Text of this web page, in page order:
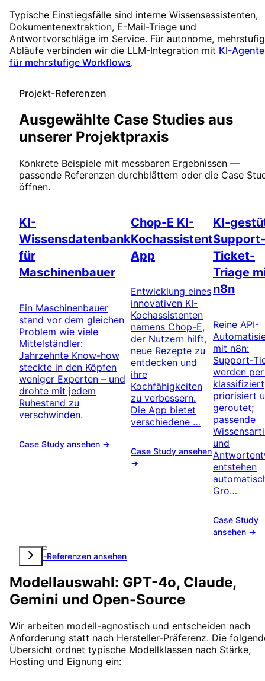
Typische Einstiegsfälle sind interne Wissensassistenten,
Dokumentenextraktion, E-Mail-Triage und
Antwortvorschläge im Service. Für autonome,
Abläufe verbinden wir die LLM-Integration mit KI-
für mehrstufige Workflows.
Projekt-Referenzen
Ausgewählte Case Studies aus
unserer Projektpraxis
Konkrete Beispiele mit messbaren Ergebnissen —
passende Referenzen durchblättern oder die Case
öffnen.
KI-
Wissensdatenbank
für
Maschinenbauer
Ein Maschinenbauer
stand vor dem gleichen
Problem wie viele
Mittelständler:
Jahrzehnte Know-how
steckte in den Köpfen
weniger Experten – und
drohte mit jedem
Ruhestand zu
verschwinden.
Case Study ansehen →
Chop-E KI-
Kochassistent
App
Entwicklung eines
innovativen KI-
Kochassistenten
namens Chop-E,
der Nutzern hilft,
neue Rezepte zu
entdecken und
ihre
Kochfähigkeiten
zu verbessern.
Die App bietet
verschiedene …
Case Study ansehen
→
KI-
Support-
Ticket-
Triage
n8n
Reine API-
mit n8n:
Support-
werden
priorisiert
geroutet;
passende
und
entstehen
Gro…
Case Study
ansehen →
Alle KI-Referenzen ansehen
Modellauswahl: GPT-4o, Claude,
Gemini und Open-Source
Wir arbeiten modell-agnostisch und entscheiden nach
Anforderung statt nach Hersteller-Präferenz. Die
Übersicht ordnet typische Modellklassen nach Stärke,
Hosting und Eignung ein: